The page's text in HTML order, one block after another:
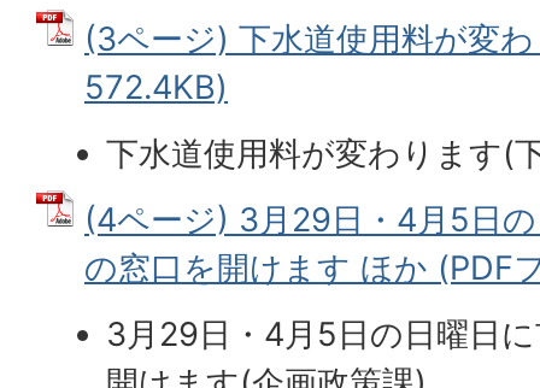
(3ページ) 下水道使用料が変
572.4KB)
下水道使用料が変わります(
(4ページ) 3月29日・4月5日
の窓口を開けます ほか (PDF
3月29日・4月5日の日曜日